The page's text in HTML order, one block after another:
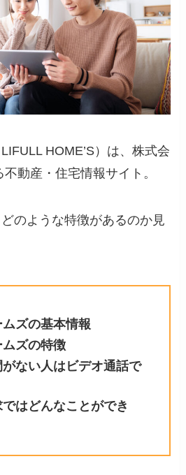
LIFULL HOME’S）は、株式会
動産・住宅情報サイト。
のような特徴があるのか見
ズの基本情報
ズの特徴
ない人はビデオ通話で
はどんなことができ